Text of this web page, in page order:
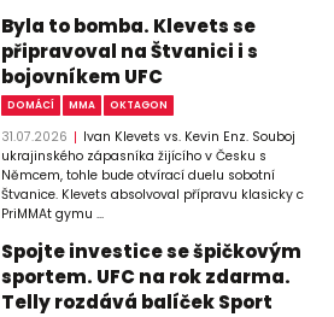
Byla to bomba. Klevets se
připravoval na Štvanici i s
bojovníkem UFC
DOMÁCÍ MMA OKTAGON
31.07.2026
Ivan Klevets vs. Kevin Enz. Souboj
ukrajinského zápasníka žijícího v Česku s
Němcem, tohle bude otvírací duelu sobotní
Štvanice. Klevets absolvoval přípravu klasicky c
PriMMAt gymu ...
Spojte investice se špičkovým
sportem. UFC na rok zdarma.
Telly rozdává balíček Sport